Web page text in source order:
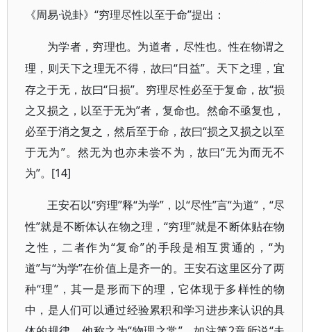
《周易·说卦》“穷理尽性以至于命”提出：
为学者，穷理也。为道者，尽性也。性在物谓之
理，则天下之理无不得，故曰“日益”。天下之理，宜
存之于无，故曰“日损”。穷理尽性必至于复命，故“损
之又损之，以至于无为”者，复命也。然命不亟复也，
必至于消之复之，然后至于命，故曰“损之又损之以至
于无为”。然无为也亦未尝不为，故曰“无为而无不
为”。[14]
王安石以“穷理”释“为学”，以“尽性”言“为道”，“尽
性”就是不断体认在物之理，“穷理”就是不断体贴在物
之性，二者作为“复命”的手段是相互贯通的，“为
道”与“为学”在价值上是齐一的。王安石这里区分了两
种“理”，其一是形而下的理，它体现于多样性的物
中，是人们可以通过经验累积和学习进步来认识的具